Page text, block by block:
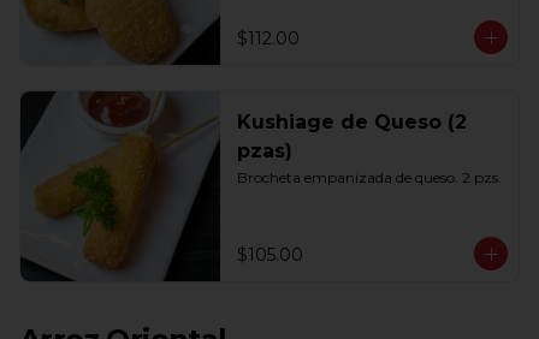
$112.00
Kushiage de Queso (2
pzas)
Brocheta empanizada de queso. 2 pzs.
$105.00